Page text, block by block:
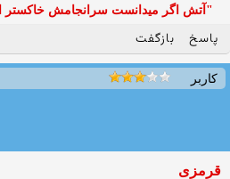
"آتش اگر ميدانست سرانجامش خاكستر
پاسخ بازگفت
کاربر
قرمزی